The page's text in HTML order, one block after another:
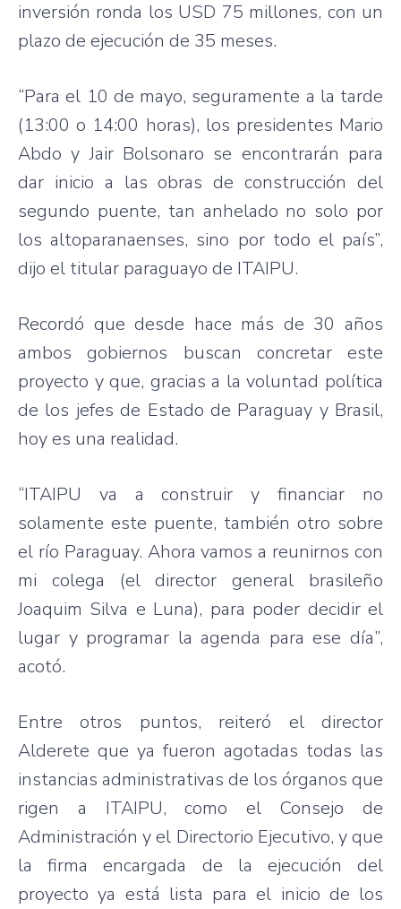
inversión ronda los USD 75 millones, con un
plazo de ejecución de 35 meses.
“Para el 10 de mayo, seguramente a la tarde
(13:00 o 14:00 horas), los presidentes Mario
Abdo y Jair Bolsonaro se encontrarán para
dar inicio a las obras de construcción del
segundo puente, tan anhelado no solo por
los altoparanaenses, sino por todo el país”,
dijo el titular paraguayo de ITAIPU.
Recordó que desde hace más de 30 años
ambos gobiernos buscan concretar este
proyecto y que, gracias a la voluntad política
de los jefes de Estado de Paraguay y Brasil,
hoy es una realidad.
“ITAIPU va a construir y financiar no
solamente este puente, también otro sobre
el río Paraguay. Ahora vamos a reunirnos con
mi colega (el director general brasileño
Joaquim Silva e Luna), para poder decidir el
lugar y programar la agenda para ese día”,
acotó.
Entre otros puntos, reiteró el director
Alderete que ya fueron agotadas todas las
instancias administrativas de los órganos que
rigen a ITAIPU, como el Consejo de
Administración y el Directorio Ejecutivo, y que
la firma encargada de la ejecución del
proyecto ya está lista para el inicio de los